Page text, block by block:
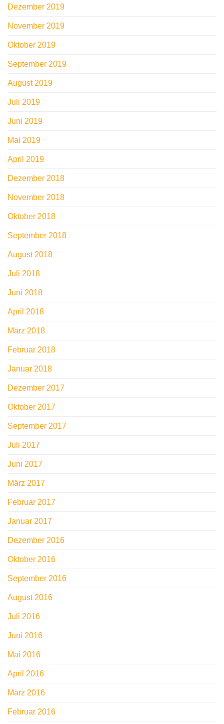
Dezember 2019
November 2019
Oktober 2019
September 2019
August 2019
Juli 2019
Juni 2019
Mai 2019
April 2019
Dezember 2018
November 2018
Oktober 2018
September 2018
August 2018
Juli 2018
Juni 2018
April 2018
März 2018
Februar 2018
Januar 2018
Dezember 2017
Oktober 2017
September 2017
Juli 2017
Juni 2017
März 2017
Februar 2017
Januar 2017
Dezember 2016
Oktober 2016
September 2016
August 2016
Juli 2016
Juni 2016
Mai 2016
April 2016
März 2016
Februar 2016